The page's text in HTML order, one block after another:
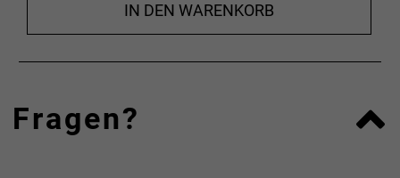
IN DEN WARENKORB
Fragen?